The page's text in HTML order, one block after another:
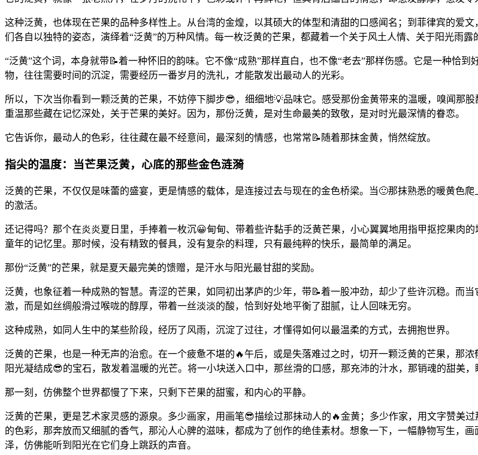
这种泛黄，也体现在芒果的品种多样性上。从台湾的金煌，以其硕大的体型和清甜的口感闻名；到菲律宾的爱
们各自以独特的姿态，演绎着“泛黄”的万种风情。每一枚泛黄的芒果，都藏着一个关于风土人情、关于阳光雨露
“泛黄”这个词，本身就带📝着一种怀旧的韵味。它不像“成熟”那样直白，也不像“老去”那样伤感。它是一种恰
物，往往需要时间的沉淀，需要经历一番岁月的洗礼，才能散发出最动人的光彩。
所以，下次当你看到一颗泛黄的芒果，不妨停下脚步😎，细细地💡品味它。感受那份金黄带来的温暖，嗅闻那
重温那些藏在记忆深处，关于芒果的美好。因为，那份泛黄，是对生命最美的致敬，是对时光最深情的眷恋。
它告诉你，最动人的色彩，往往藏在最不经意间，最深刻的情感，也常常📝随着那抹金黄，悄然绽放。
指尖的温度：当芒果泛黄，心底的那些金色涟漪
泛黄的芒果，不仅仅是味蕾的盛宴，更是情感的载体，是连接过去与现在的金色桥梁。当🙂那抹熟悉的暖黄色
的激活。
还记得吗？那个在炎炎夏日里，手捧着一枚沉😀甸甸、带着些许黏手的泛黄芒果，小心翼翼地用指甲抠挖果肉
童年的记忆里。那时候，没有精致的餐具，没有复杂的料理，只有最纯粹的快乐，最简单的满足。
那份“泛黄”的芒果，就是夏天最完美的馈赠，是汗水与阳光最甘甜的奖励。
泛黄，也象征着一种成熟的智慧。青涩的芒果，如同初出茅庐的少年，带📝着一股冲劲，却少了些许沉稳。而
激，而是如丝绸般滑过喉咙的醇厚，带着一丝淡淡的酸，恰到好处地平衡了甜腻，让人回味无穷。
这种成熟，如同人生中的某些阶段，经历了风雨，沉淀了过往，才懂得如何以最温柔的方式，去拥抱世界。
泛黄的芒果，也是一种无声的治愈。在一个疲惫不堪的🔥午后，或是失落难过之时，切开一颗泛黄的芒果，那
阳光凝结成😎的宝石，散发着温暖的光芒。将一小块送入口中，那丝滑的口感，那充沛的汁水，那销魂的甜美，
那一刻，仿佛整个世界都慢了下来，只剩下芒果的甜蜜，和内心的平静。
泛黄的芒果，更是艺术家灵感的源泉。多少画家，用画笔😎描绘过那抹动人的🔥金黄；多少作家，用文字赞美
的色彩，那奔放而又细腻的香气，那沁人心脾的滋味，都成为了创作的绝佳素材。想象一下，一幅静物写生，
泽，仿佛能听到阳光在它们身上跳跃的声音。